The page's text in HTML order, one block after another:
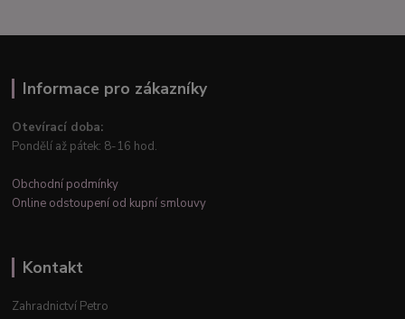
Informace pro zákazníky
Otevírací doba:
Pondělí až pátek: 8-16 hod.
Obchodní podmínky
Online odstoupení od kupní smlouvy
Kontakt
Zahradnictví Petro